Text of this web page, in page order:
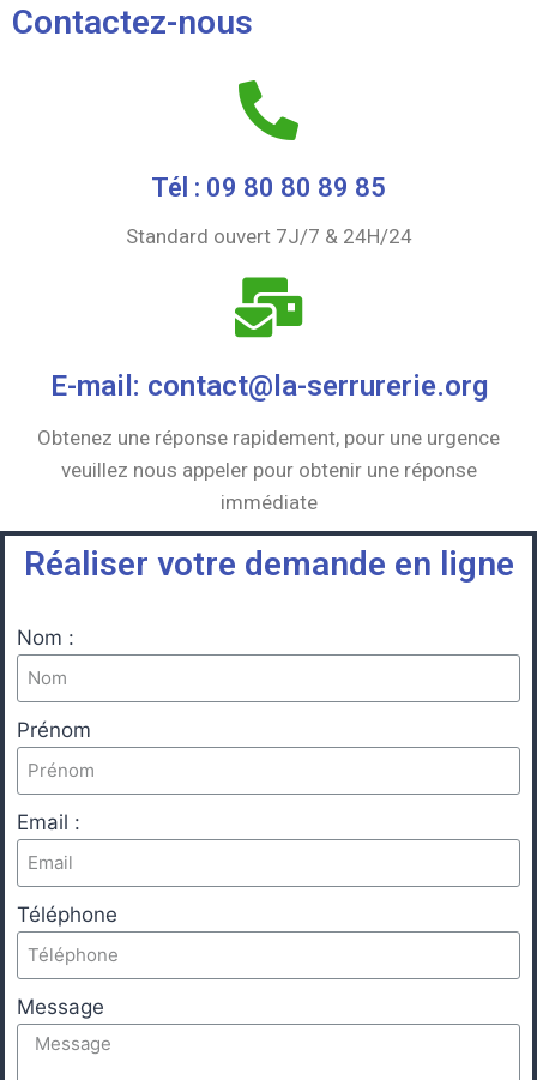
Contactez-nous
Tél : 09 80 80 89 85
Standard ouvert 7J/7 & 24H/24
E-mail: contact@la-serrurerie.org
Obtenez une réponse rapidement, pour une urgence
veuillez nous appeler pour obtenir une réponse
immédiate
Réaliser votre demande en ligne
Nom :
Prénom
Email :
Téléphone
Message